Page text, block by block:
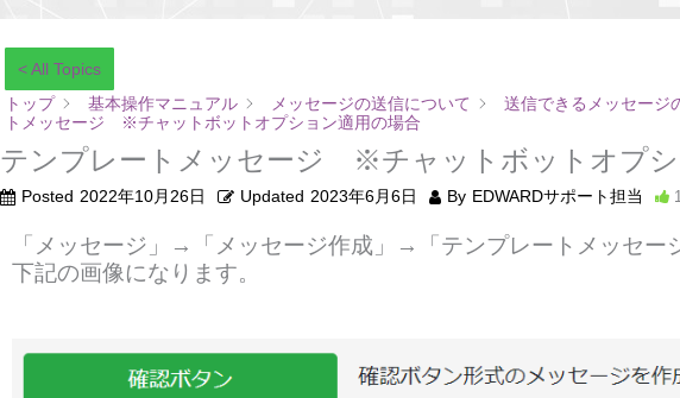
< All Topics
トップ
基本操作マニュアル メッセージの送信について 送信できるメッセージ
トメッセージ ※チャットボットオプション適用の場合
テンプレートメッセージ ※チャットボットオプシ
Posted 2022年10月26日 Updated 2023年6月6日 By EDWARDサポート担当
「メッセージ」→「メッセージ作成」→「テンプレートメッセー
下記の画像になります。